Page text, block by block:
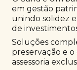
em gestão
unindo solidez
de
Soluções
preservação e
assessoria